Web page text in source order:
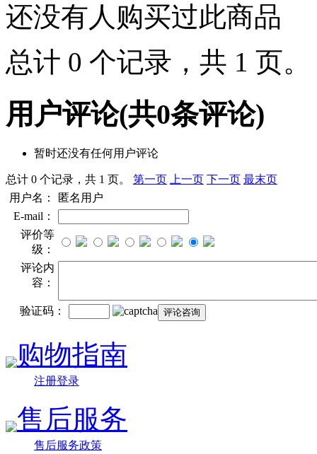
还没有人购买过此商品
总计 0 个记录，共 1 页。
用户评论(共0条评论)
暂时还没有任何用户评论
总计 0 个记录，共 1 页。 第一页 上一页 下一页 最末页
用户名：
匿名用户
E-mail：
评价等
级：
评论内
容：
验证码：
购物指南
注册登录
售后服务
售后服务政策